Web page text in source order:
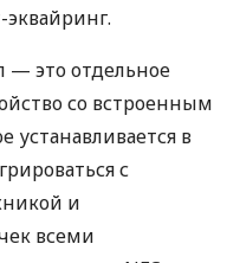
— это отдельное
со встроенным
в
с
и
всеми